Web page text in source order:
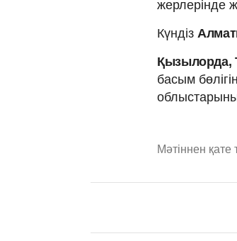
жерлерінде
Күндіз
Қызылорда,
басым
Мәтіннен қате